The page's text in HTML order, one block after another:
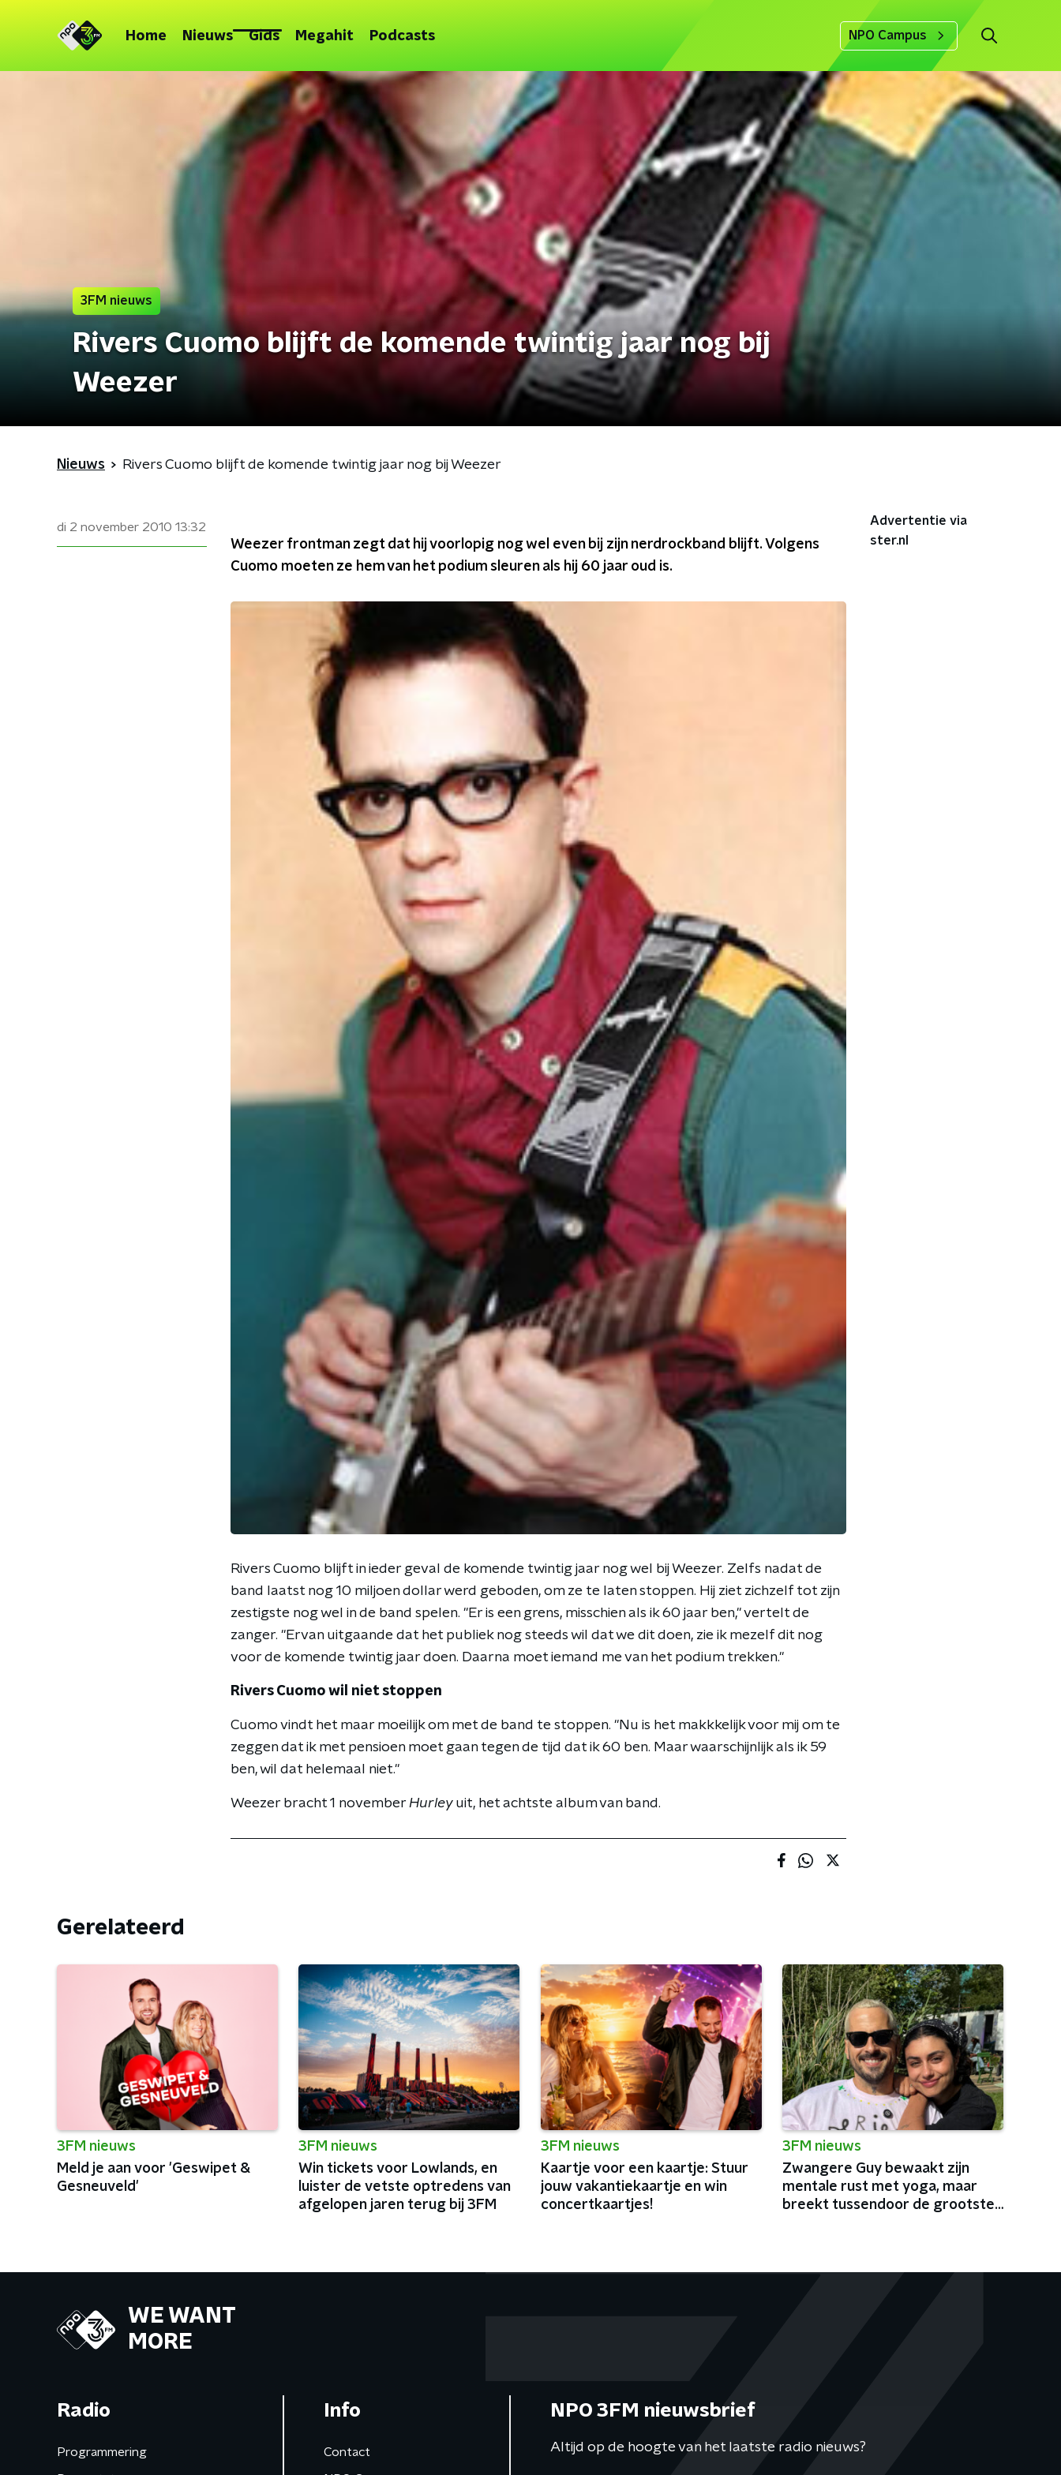
Home Nieuws Gids Megahit Podcasts NPO Campus
3FM nieuws
Rivers Cuomo blijft de komende twintig jaar nog bij
Weezer
Nieuws Rivers Cuomo blijft de komende twintig jaar nog bij Weezer
di 2 november 2010 13:32
Weezer frontman zegt dat hij voorlopig nog wel even bij zijn nerdrockband blijft. Volgens
Cuomo moeten ze hem van het podium sleuren als hij 60 jaar oud is.
Rivers Cuomo blijft in ieder geval de komende twintig jaar nog wel bij Weezer. Zelfs nadat de
band laatst nog 10 miljoen dollar werd geboden, om ze te laten stoppen. Hij ziet zichzelf tot zijn
zestigste nog wel in de band spelen. "Er is een grens, misschien als ik 60 jaar ben," vertelt de
zanger. "Ervan uitgaande dat het publiek nog steeds wil dat we dit doen, zie ik mezelf dit nog
voor de komende twintig jaar doen. Daarna moet iemand me van het podium trekken."
Rivers Cuomo wil niet stoppen
Cuomo vindt het maar moeilijk om met de band te stoppen. "Nu is het makkkelijk voor mij om te
zeggen dat ik met pensioen moet gaan tegen de tijd dat ik 60 ben. Maar waarschijnlijk als ik 59
ben, wil dat helemaal niet."
Weezer bracht 1 november Hurley uit, het achtste album van band.
Advertentie via
ster.nl
Gerelateerd
3FM nieuws
Meld je aan voor 'Geswipet &
Gesneuveld'
3FM nieuws
Win tickets voor Lowlands, en
luister de vetste optredens van
afgelopen jaren terug bij 3FM
3FM nieuws
Kaartje voor een kaartje: Stuur
jouw vakantiekaartje en win
concertkaartjes!
3FM nieuws
Zwangere Guy bewaakt zijn
mentale rust met yoga, maar
breekt tussendoor de grootste
WE WANT
MORE
Radio
Programmering
Info
Contact
NPO 3FM nieuwsbrief
Altijd op de hoogte van het laatste radio nieuws?